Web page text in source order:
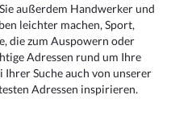
außerdem Handwerker und
leichter machen, Sport,
die zum Auspowern oder
Adressen rund um Ihre
Ihrer Suche auch von unserer
Adressen inspirieren.